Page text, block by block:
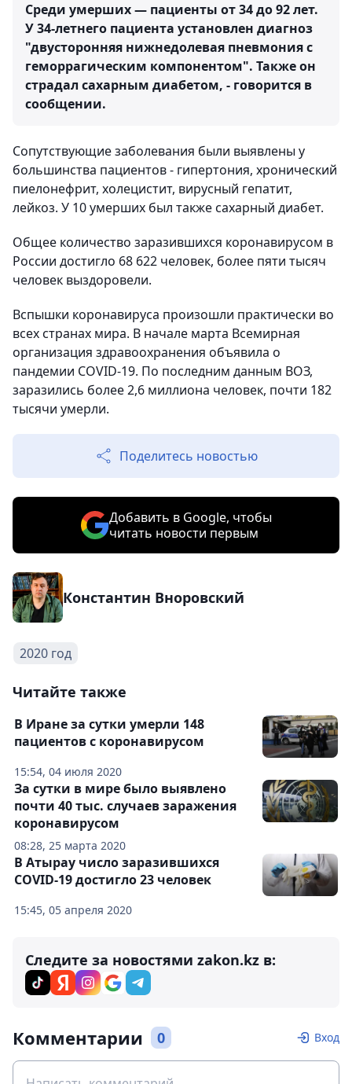
Среди умерших — пациенты от 34 до 92 лет.
У 34-летнего пациента установлен диагноз
"двусторонняя нижнедолевая пневмония с
геморрагическим компонентом". Также он
страдал сахарным диабетом, - говорится в
сообщении.
Сопутствующие заболевания были выявлены у
большинства пациентов - гипертония, хронический
пиелонефрит, холецистит, вирусный гепатит,
лейкоз. У 10 умерших был также сахарный диабет.
Общее количество заразившихся коронавирусом в
России достигло 68 622 человек, более пяти тысяч
человек выздоровели.
Вспышки коронавируса произошли практически во
всех странах мира. В начале марта Всемирная
организация здравоохранения объявила о
пандемии COVID-19. По последним данным ВОЗ,
заразились более 2,6 миллиона человек, почти 182
тысячи умерли.
Поделитесь новостью
Добавить в Google, чтобы
читать новости первым
Константин Вноровский
2020 год
Читайте также
15:54, 04 июля 2020
В Иране за сутки умерли 148
пациентов с коронавирусом
08:28, 25 марта 2020
За сутки в мире было выявлено
почти 40 тыс. случаев заражения
коронавирусом
15:45, 05 апреля 2020
В Атырау число заразившихся
COVID-19 достигло 23 человек
Следите за новостями zakon.kz в:
Комментарии 0 Вход